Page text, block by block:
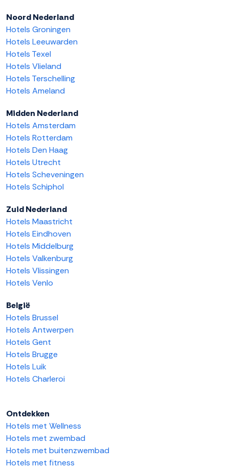
Noord Nederland
Hotels Groningen
Hotels Leeuwarden
Hotels Texel
Hotels Vlieland
Hotels Terschelling
Hotels Ameland
Midden Nederland
Hotels Amsterdam
Hotels Rotterdam
Hotels Den Haag
Hotels Utrecht
Hotels Scheveningen
Hotels Schiphol
Zuid Nederland
Hotels Maastricht
Hotels Eindhoven
Hotels Middelburg
Hotels Valkenburg
Hotels Vlissingen
Hotels Venlo
België
Hotels Brussel
Hotels Antwerpen
Hotels Gent
Hotels Brugge
Hotels Luik
Hotels Charleroi
Ontdekken
Hotels met Wellness
Hotels met zwembad
Hotels met buitenzwembad
Hotels met fitness